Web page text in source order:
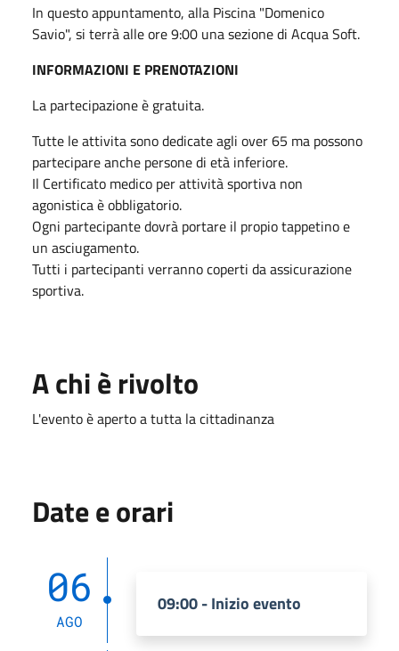
In questo appuntamento, alla Piscina "Domenico
Savio", si terrà alle ore 9:00 una sezione di Acqua Soft.
INFORMAZIONI E PRENOTAZIONI
La partecipazione è gratuita.
Tutte le attivita sono dedicate agli over 65 ma possono
partecipare anche persone di età inferiore.
Il Certificato medico per attività sportiva non
agonistica è obbligatorio.
Ogni partecipante dovrà portare il propio tappetino e
un asciugamento.
Tutti i partecipanti verranno coperti da assicurazione
sportiva.
A chi è rivolto
L'evento è aperto a tutta la cittadinanza
Date e orari
06
AGO
09:00 - Inizio evento